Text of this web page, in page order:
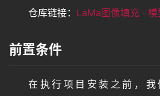
仓库链接： LaMa图像填充 ·
前置条件
在执行项目安装之前，我